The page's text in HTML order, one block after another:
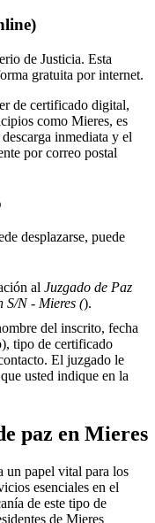
de Justicia. Esta
gratuita por internet.
de certificado digital,
como Mieres, es
inmediata y el
por correo postal
desplazarse, puede
al Juzgado de Paz
S/N - Mieres ().
del inscrito, fecha
tipo de certificado
El juzgado le
usted indique en la
paz en Mieres
un papel vital para los
esenciales en el
de este tipo de
de Mieres